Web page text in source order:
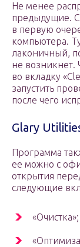
Не менее
предыдущие.
в первую
компьютера.
лаконичный,
не возникнет.
во вкладку
запустить
после чего
Glary
Программа
ее можно с
открытия
следующие
«Очистка»;